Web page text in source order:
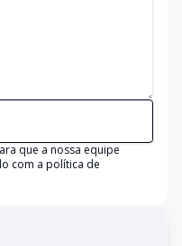
que a nossa equipe
com a política de